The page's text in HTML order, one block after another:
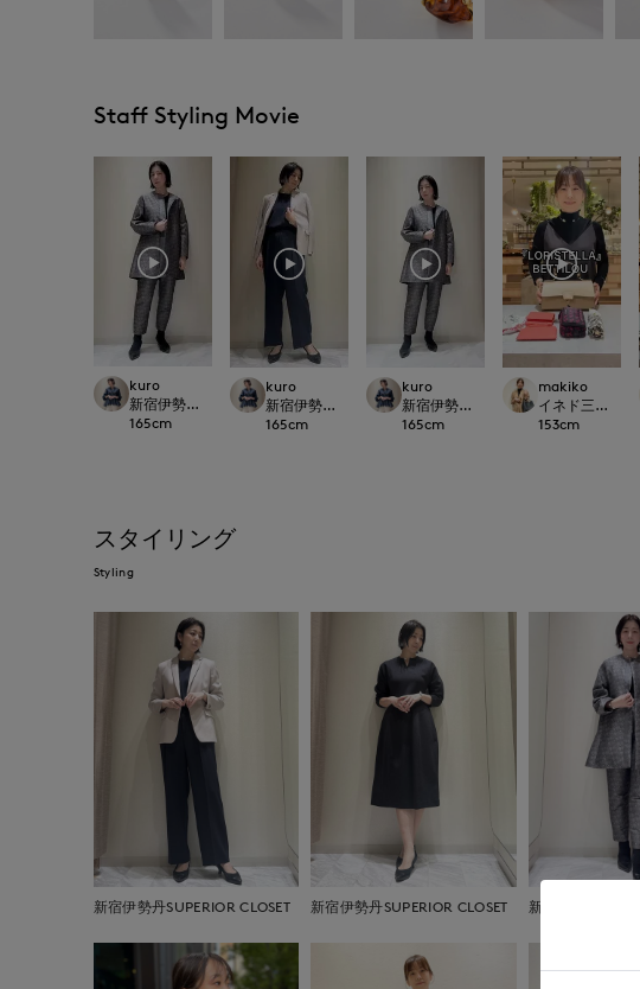
Staff Styling Movie
kuro
新宿伊勢丹SUPERIOR CLOSET
165cm
kuro
新宿伊勢丹SUPERIOR CLOSET
165cm
kuro
新宿伊勢丹SUPERIOR CLOSET
165cm
makiko
イネド三井アウ
153cm
スタイリング
Styling
新宿伊勢丹SUPERIOR CLOSET 新宿伊勢丹SUPERIOR CLOSET 新宿伊勢丹